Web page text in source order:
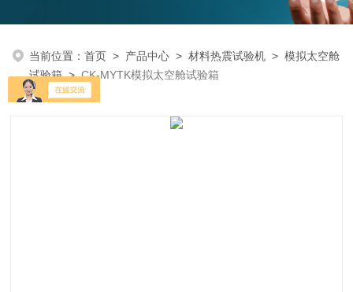
当前位置：首页 > 产品中心 >材料热震试验机 >模拟太空舱
试验箱>CK-MYTK模拟太空舱试验箱